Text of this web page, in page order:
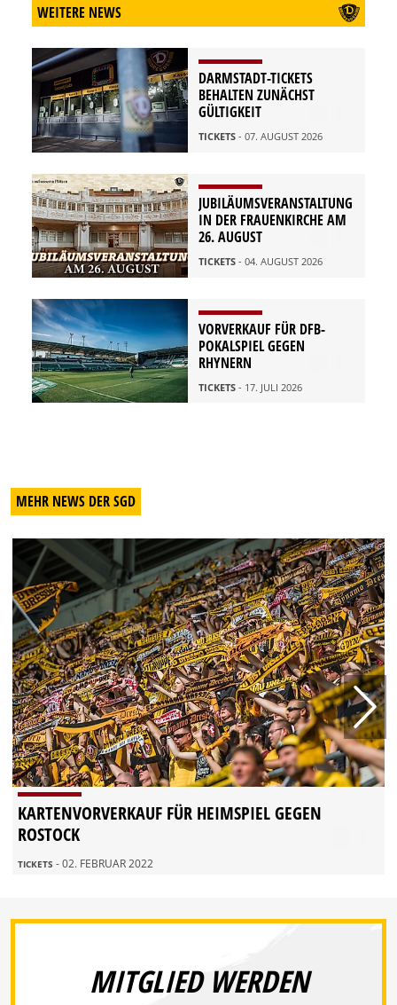
WEITERE NEWS
DARMSTADT-TICKETS
BEHALTEN ZUNÄCHST
GÜLTIGKEIT
TICKETS - 07. AUGUST 2026
JUBILÄUMSVERANSTALTUNG
IN DER FRAUENKIRCHE AM
26. AUGUST
TICKETS - 04. AUGUST 2026
VORVERKAUF FÜR DFB-
POKALSPIEL GEGEN
RHYNERN
TICKETS - 17. JULI 2026
MEHR NEWS DER SGD
KARTENVORVERKAUF FÜR HEIMSPIEL GEGEN
ROSTOCK
TICKETS - 02. FEBRUAR 2022
MITGLIED WERDEN